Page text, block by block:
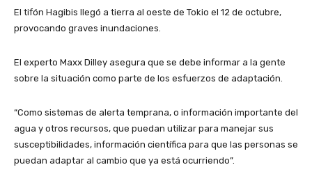
El tifón Hagibis llegó a tierra al oeste de Tokio el 12 de octubre,
provocando graves inundaciones.
El experto Maxx Dilley asegura que se debe informar a la gente
sobre la situación como parte de los esfuerzos de adaptación.
“Como sistemas de alerta temprana, o información importante del
agua y otros recursos, que puedan utilizar para manejar sus
susceptibilidades, información científica para que las personas se
puedan adaptar al cambio que ya está ocurriendo”.